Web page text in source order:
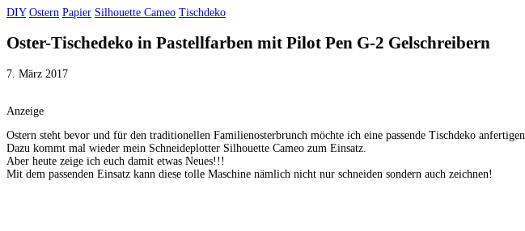
DIY Ostern Papier Silhouette Cameo Tischdeko
Oster-Tischedeko in Pastellfarben mit Pilot Pen G-2 Gelschreibern
7. März 2017
Anzeige
Ostern steht bevor und für den traditionellen Familienosterbrunch möchte ich eine passende Tischdeko anfertigen.
Dazu kommt mal wieder mein Schneideplotter Silhouette Cameo zum Einsatz.
Aber heute zeige ich euch damit etwas Neues!!!
Mit dem passenden Einsatz kann diese tolle Maschine nämlich nicht nur schneiden sondern auch zeichnen!